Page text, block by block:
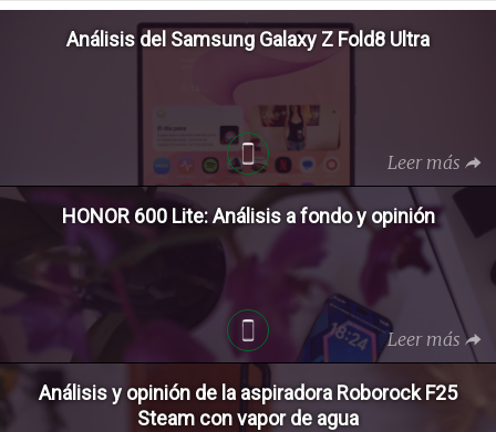
Análisis del Samsung Galaxy Z Fold8 Ultra
Leer más
HONOR 600 Lite: Análisis a fondo y opinión
Leer más
Análisis y opinión de la aspiradora Roborock F25
Steam con vapor de agua